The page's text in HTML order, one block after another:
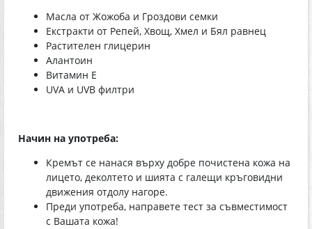
Mасла от Жожоба и Гроздови семки
Екстракти от Репей, Хвощ, Хмел и Бял равнец
Растителен глицерин
Алантоин
Витамин Е
UVA и UVB филтри
Начин на употреба:
Кремът се нанася върху добре почистена кожа на
лицето, деколтето и шията с галещи кръговидни
движения отдолу нагоре.
Преди употреба, направете тест за съвместимост
с Вашата кожа!